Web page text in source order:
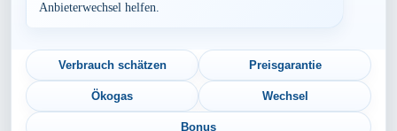
Hamburg
Mecklenburg-Vorpommern
Niedersachsen
Nordrhein-Westfalen
Rheinland-Pfalz
Saarland
Anbieterwechsel helfen.
Verbrauch schätzen Preisgarantie
Ökogas Wechsel
Bonus